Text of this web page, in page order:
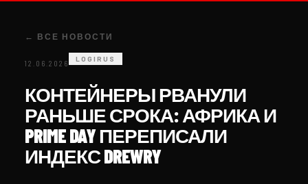
← ВСЕ НОВОСТИ
12.06.2026 LOGIRUS
КОНТЕЙНЕРЫ РВАНУЛИ
РАНЬШЕ СРОКА: АФРИКА И
PRIME DAY ПЕРЕПИСАЛИ
ИНДЕКС DREWRY